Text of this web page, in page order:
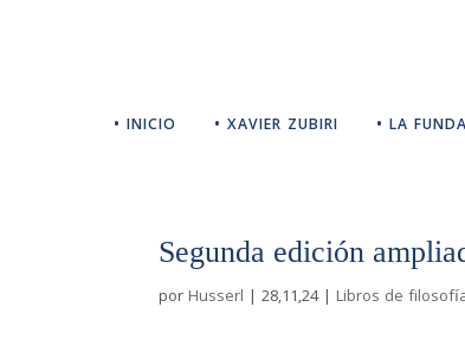
• INICIO • XAVIER ZUBIRI • LA
Segunda edición
por Husserl |28,11,24| Libros de